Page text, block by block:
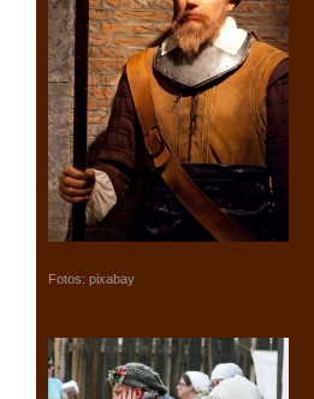
Fotos: pixabay